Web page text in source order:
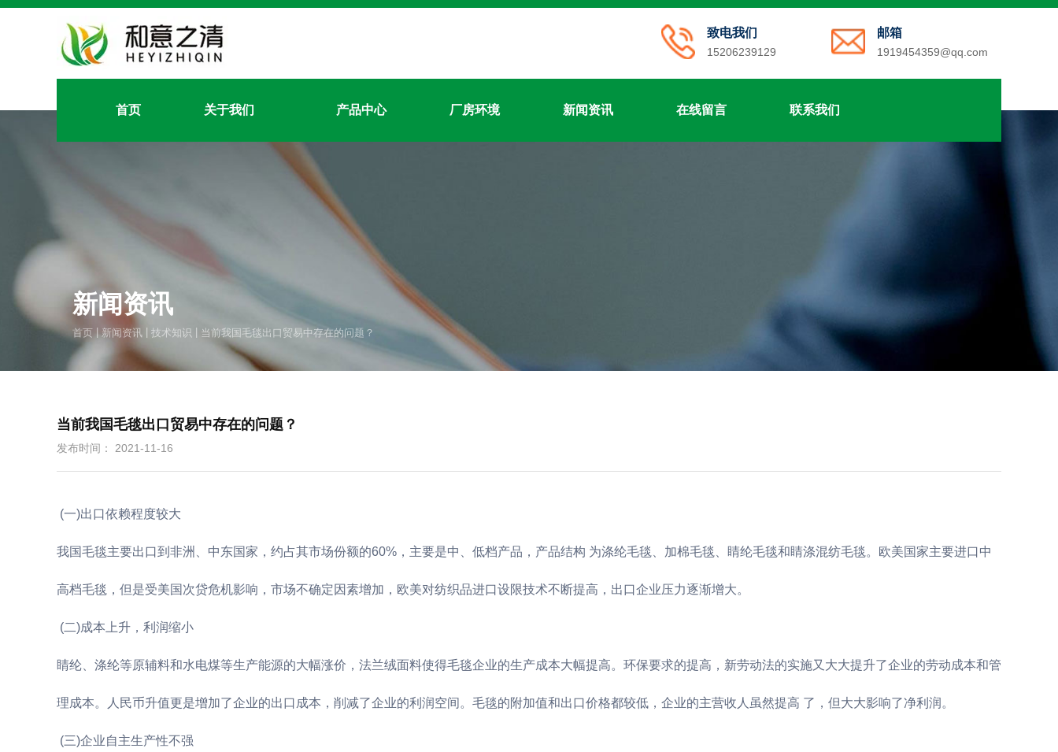
致电我们
15206239129
邮箱
1919454359@qq.com
首页 关于我们 产品中心 厂房环境 新闻资讯 在线留言 联系我们
关于我们
联系我们
新闻资讯
首页 新闻资讯 技术知识 当前我国毛毯出口贸易中存在的问题？
当前我国毛毯出口贸易中存在的问题？
发布时间： 2021-11-16
(一)出口依赖程度较大
我国毛毯主要出口到非洲、中东国家，约占其市场份额的60%，主要是中、低档产品，产品结构 为涤纶毛毯、加棉毛毯、睛纶毛毯和睛涤混纺毛毯。欧美国家主要进口中
高档毛毯，但是受美国次贷危机影响，市场不确定因素增加，欧美对纺织品进口设限技术不断提高，出口企业压力逐渐增大。
(二)成本上升，利润缩小
睛纶、涤纶等原辅料和水电煤等生产能源的大幅涨价，法兰绒面料使得毛毯企业的生产成本大幅提高。环保要求的提高，新劳动法的实施又大大提升了企业的劳动成本和管
理成本。人民币升值更是增加了企业的出口成本，削减了企业的利润空间。毛毯的附加值和出口价格都较低，企业的主营收人虽然提高 了，但大大影响了净利润。
(三)企业自主生产性不强